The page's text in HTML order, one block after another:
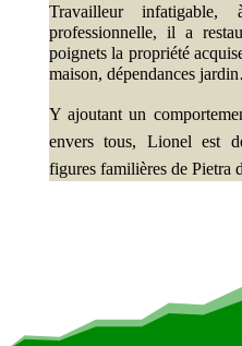
Travailleur
professionnelle, il a
poignets la propriété
maison, dépendances
Y ajoutant un
envers tous, Lionel est
figures familières de Pietra